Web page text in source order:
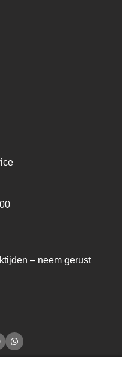
– neem gerust